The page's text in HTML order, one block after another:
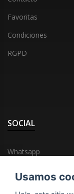
Favoritas
Condiciones
RGPD
SOCIAL
Whatsapp
Usamos